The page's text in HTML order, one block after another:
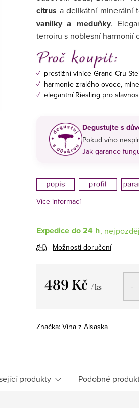
citrus a delikátní minerální
vanilky a meduňky.
terroiru s noblesní harmonií
✓prestižní vinice Grand Cru
✓harmonie zralého ovoce,
✓elegantní Riesling pro
Degustujte s
Pokud víno
Jak garance
Více informací
Expedice do 24 h
Možnosti doručení
489 Kč / ks
Značka: Vína z Alsaska
produkty Podobné